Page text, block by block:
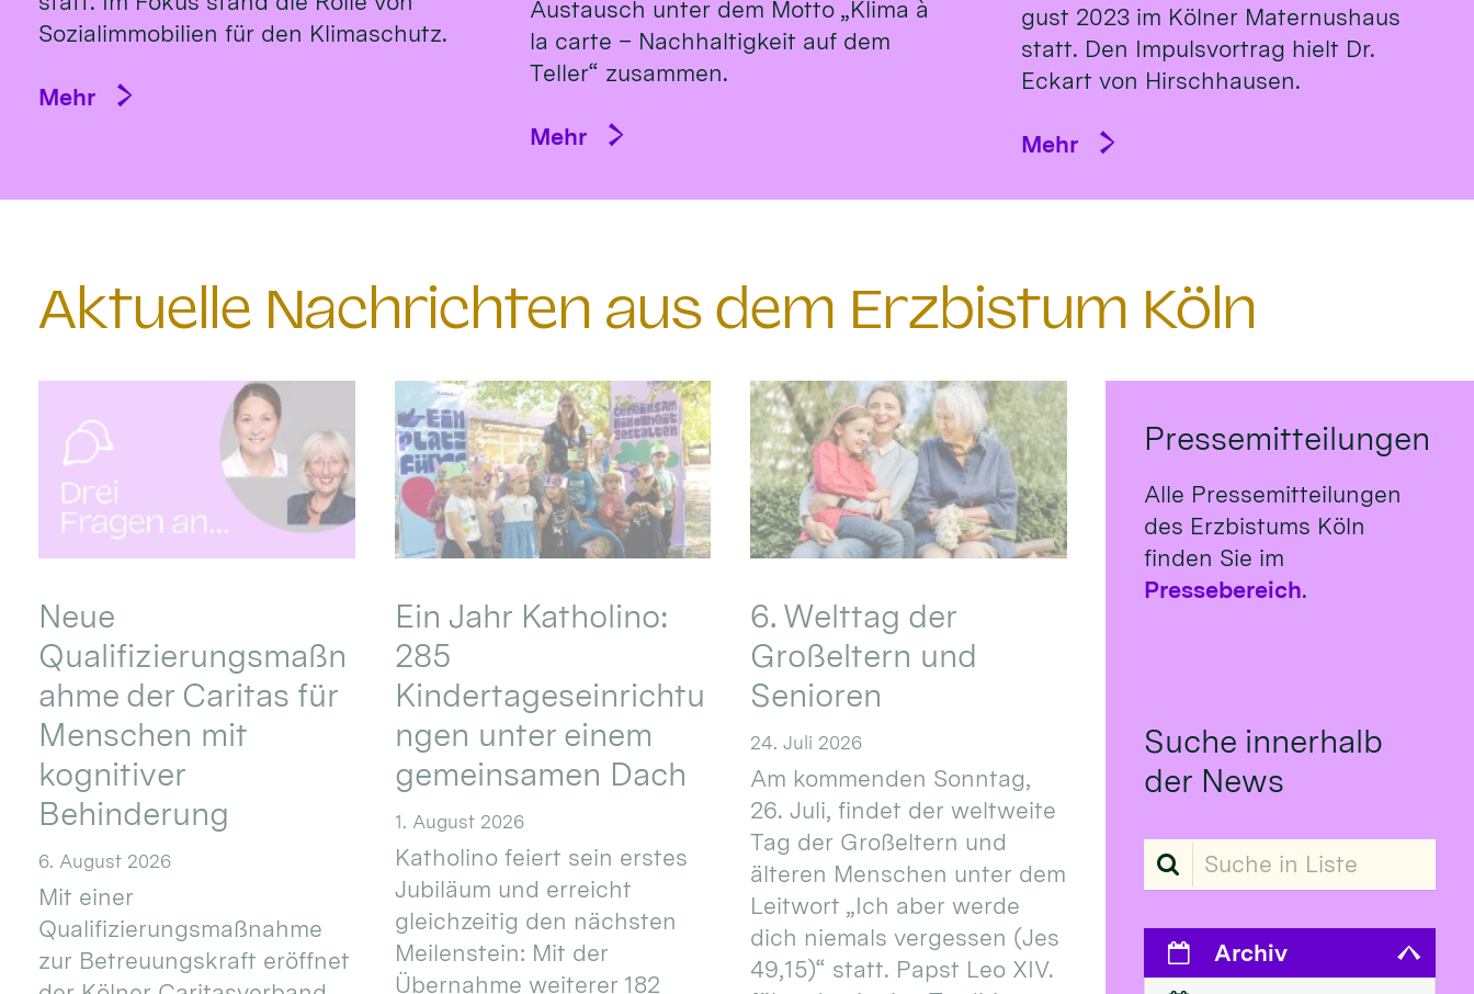
Sozialimmobilien für den Klimaschutz.
Mehr
Austausch unter dem Motto „Klima à
la carte – Nachhaltigkeit auf dem
Teller“ zusammen.
Mehr
gust 2023 im Köl­ner Ma­ternus­haus
statt. Den Impulsvortrag hielt Dr.
Eckart von Hirsch­hausen.
Mehr
Aktuelle Nachrichten aus dem Erzbistum Köln
Neue
Qualifizierungsmaßn
ahme der Caritas für
Menschen mit
kognitiver
Behinderung
6. August 2026
Mit einer
Qualifizierungsmaßnahme
zur Betreuungskraft eröffnet
Ein Jahr Katholino:
285
Kindertageseinrichtu
ngen unter einem
gemeinsamen Dach
1. August 2026
Katholino feiert sein erstes
Jubiläum und erreicht
gleichzeitig den nächsten
Meilenstein: Mit der
Übernahme weiterer 182
6. Welttag der
Großeltern und
Senioren
24. Juli 2026
Am kommenden Sonntag,
26. Juli, findet der weltweite
Tag der Großeltern und
älteren Menschen unter dem
Leitwort „Ich aber werde
dich niemals vergessen (Jes
49,15)“ statt. Papst Leo XIV.
Pressemitteilungen
Alle Pressemitteilungen
des Erzbistums Köln
finden Sie im
Pressebereich.
Suche innerhalb
der News
Suche in Liste
Archiv